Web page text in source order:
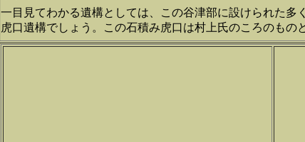
一目見てわかる遺構としては、この谷津部に設けられた多
虎口遺構でしょう。この石積み虎口は村上氏のころのもの